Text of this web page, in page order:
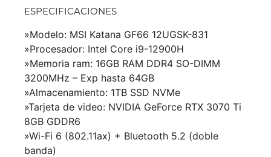
ESPECIFICACIONES
»Modelo: MSI Katana GF66 12UGSK-831
»Procesador: Intel Core i9-12900H
»Memoria ram: 16GB RAM DDR4 SO-DIMM
3200MHz – Exp hasta 64GB
»Almacenamiento: 1TB SSD NVMe
»Tarjeta de video: NVIDIA GeForce RTX 3070 Ti
8GB GDDR6
»Wi-Fi 6 (802.11ax) + Bluetooth 5.2 (doble
banda)